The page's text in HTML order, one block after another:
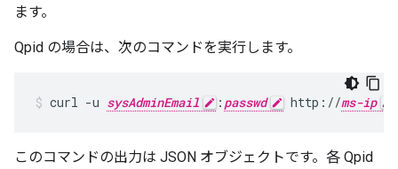
ます。
Qpid の場合は、次のコマンドを実行します。
curl -u sysAdminEmail : passwd http://ms-ip
このコマンドの出力は JSON オブジェクトです。各 Qpid